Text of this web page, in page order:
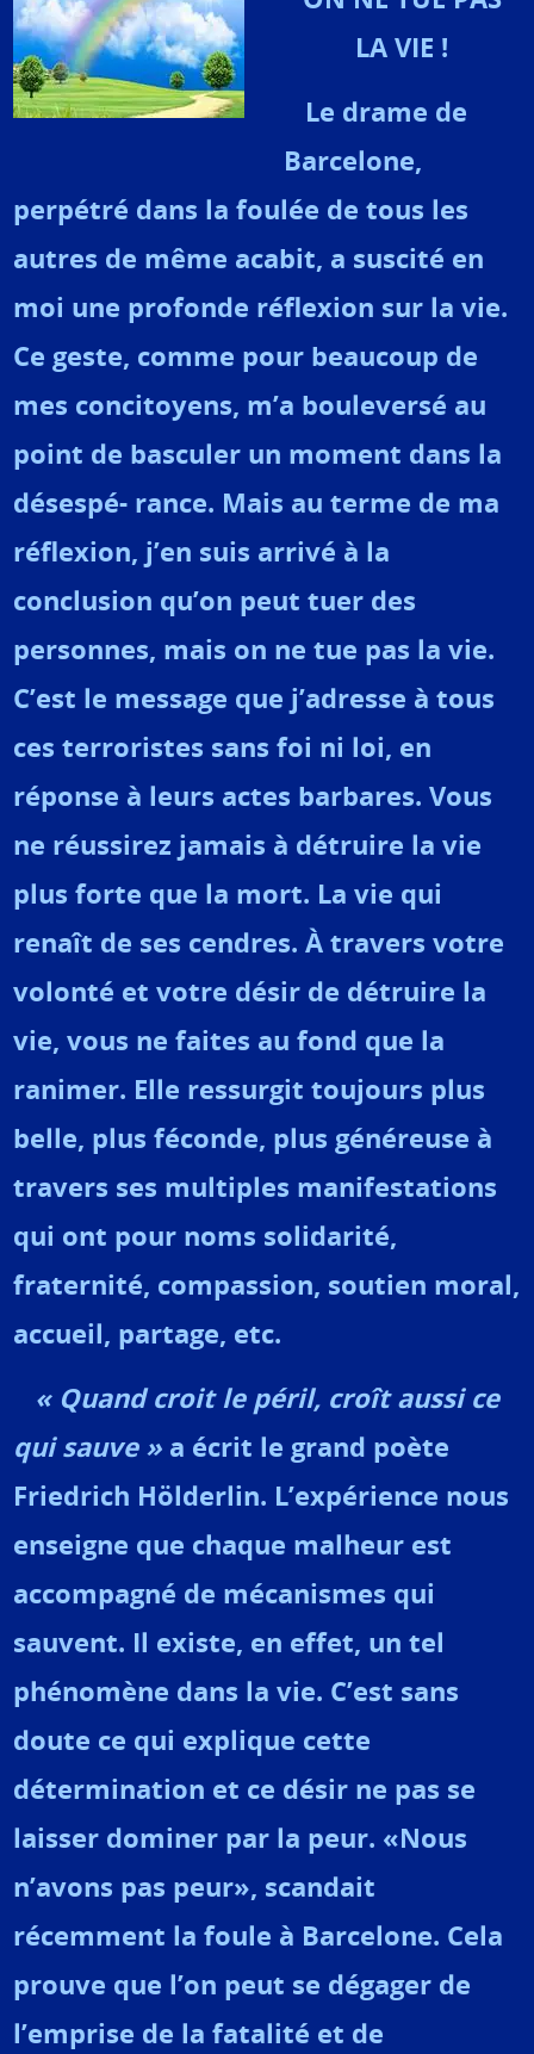
LA VIE !
Le drame de
Barcelone,
perpétré dans la foulée de tous les
autres de même acabit, a suscité en
moi une profonde réflexion sur la vie.
Ce geste, comme pour beaucoup de
mes concitoyens, m’a bouleversé au
point de basculer un moment dans la
désespé- rance. Mais au terme de ma
réflexion, j’en suis arrivé à la
conclusion qu’on peut tuer des
personnes, mais on ne tue pas la vie.
C’est le message que j’adresse à tous
ces terroristes sans foi ni loi, en
réponse à leurs actes barbares. Vous
ne réussirez jamais à détruire la vie
plus forte que la mort. La vie qui
renaît de ses cendres. À travers votre
volonté et votre désir de détruire la
vie, vous ne faites au fond que la
ranimer. Elle ressurgit toujours plus
belle, plus féconde, plus généreuse à
travers ses multiples manifestations
qui ont pour noms solidarité,
fraternité, compassion, soutien moral,
accueil, partage, etc.
« Quand croit le péril, croît aussi ce
qui sauve » a écrit le grand poète
Friedrich Hölderlin. L’expérience nous
enseigne que chaque malheur est
accompagné de mécanismes qui
sauvent. Il existe, en effet, un tel
phénomène dans la vie. C’est sans
doute ce qui explique cette
détermination et ce désir ne pas se
laisser dominer par la peur. «Nous
n’avons pas peur», scandait
récemment la foule à Barcelone. Cela
prouve que l’on peut se dégager de
l’emprise de la fatalité et de